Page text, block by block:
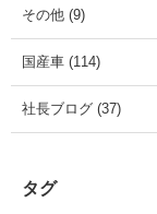
その他 (9)
国産車 (114)
社長ブログ (37)
タグ